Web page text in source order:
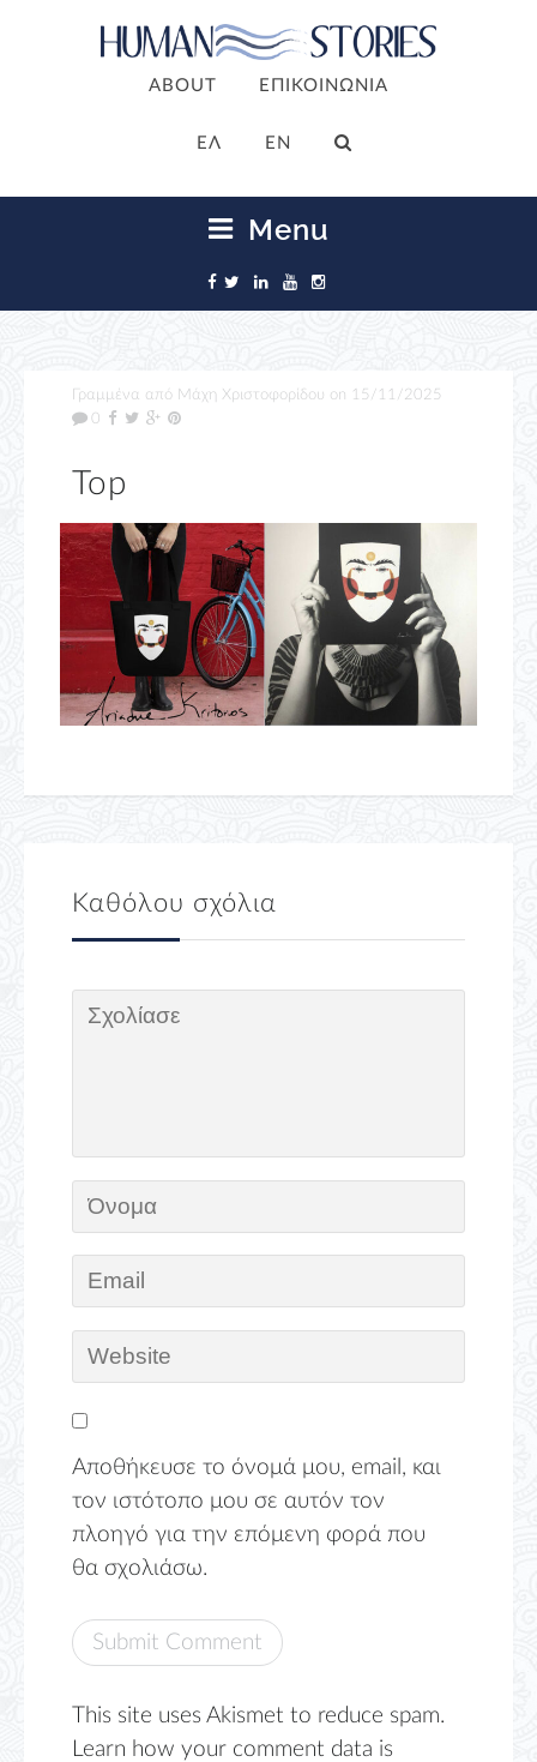
ABOUT ΕΠΙΚΟΙΝΩΝΙΑ
ΕΛ EN
Menu
Γραμμένα από Μάχη Χριστοφορίδου on 15/11/2025
0
Top
Καθόλου σχόλια
Αποθήκευσε το όνομά μου, email, και
τον ιστότοπο μου σε αυτόν τον
πλοηγό για την επόμενη φορά που
θα σχολιάσω.
This site uses Akismet to reduce spam.
Learn how your comment data is